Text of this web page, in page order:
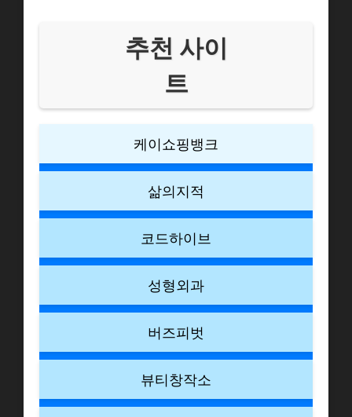
추천 사이
트
케이쇼핑뱅크
삶의지적
코드하이브
성형외과
버즈피벗
뷰티창작소